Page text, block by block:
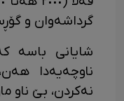
گرداشەوان و
شایانی باسە
ناوچەیەدا
نەکردن، بێ ناو